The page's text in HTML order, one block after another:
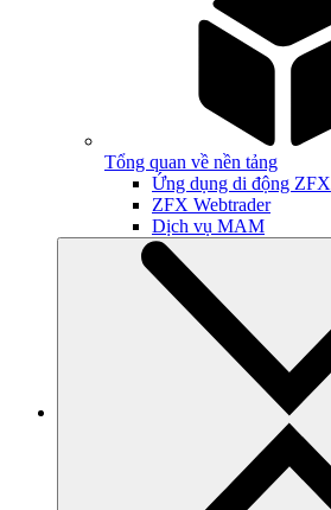
Tổng quan về nền tảng
Ứng dụng di động ZFX
ZFX Webtrader
Dịch vụ MAM